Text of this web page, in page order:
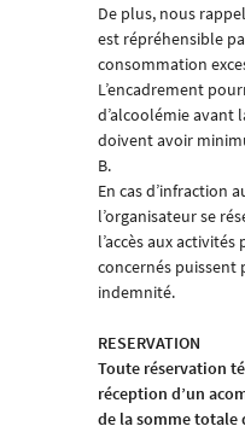
De plus, nous
est répréhensible
consommation
L’encadrement
d’alcoolémie avant
doivent avoir
B.
En cas d’infraction
l’organisateur se
l’accès aux
concernés
indemnité.
RESERVATION
Toute réservation
réception d’un
de la somme totale